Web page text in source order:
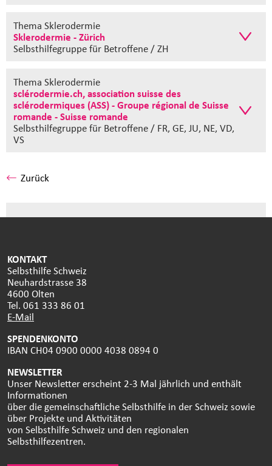
Thema Sklerodermie
Sklerodermie - Zürich
Selbsthilfegruppefür Betroffene / ZH
Thema Sklerodermie
sclérodermie.ch, association suisse des
sclérodermiques (ASS) - Groupe régional de Suisse
romande - Suisse romande
Selbsthilfegruppefür Betroffene / FR, GE, JU, NE, VD,
VS
Zurück
KONTAKT
Selbsthilfe Schweiz
Neuhardstrasse 38
4600 Olten
Tel. 061 333 86 01
E-Mail
SPENDENKONTO
IBAN CH04 0900 0000 4038 0894 0
NEWSLETTER
Unser Newsletter erscheint 2-3 Mal jährlich und enthält
Informationen
über die gemeinschaftliche Selbsthilfe in der Schweiz sowie
über Projekte und Aktivitäten
von Selbsthilfe Schweiz und den regionalen
Selbsthilfezentren.